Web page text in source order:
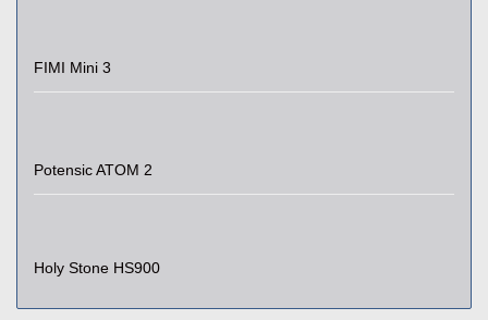
FIMI Mini 3
Potensic ATOM 2
Holy Stone HS900